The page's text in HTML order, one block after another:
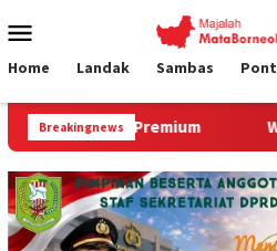
ke
Mobile
Home Landak Sambas
Breakingnews
Wagub Krisantus